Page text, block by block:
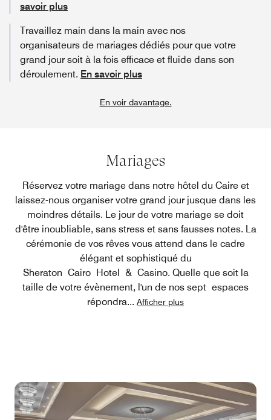
savoir plus
Travaillez main dans la main avec nos
organisateurs de mariages dédiés pour que votre
grand jour soit à la fois efficace et fluide dans son
déroulement. En savoir plus
En voir davantage.
Mariages
Réservez votre mariage dans notre hôtel du Caire et
laissez-nous organiser votre grand jour jusque dans les
moindres détails. Le jour de votre mariage se doit
d'être inoubliable, sans stress et sans fausses notes. La
cérémonie de vos rêves vous attend dans le cadre
élégant et sophistiqué du
Sheraton Cairo Hotel & Casino. Quelle que soit la
taille de votre évènement, l'un de nos sept espaces
répondra... Afficher plus